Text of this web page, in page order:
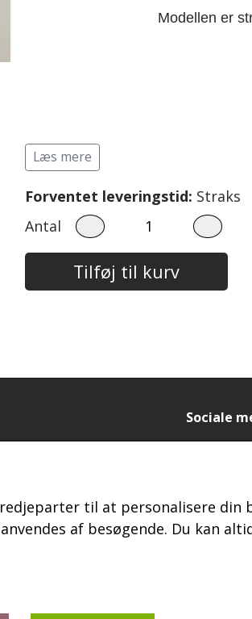
Savlesmække
Strik
Pyntekraver
Modellen er
Læs mere
Forventet leveringstid: Straks
Antal
Tilføj til kurv
og reklamation
Sociale
til at personalisere
af besøgende. Du kan